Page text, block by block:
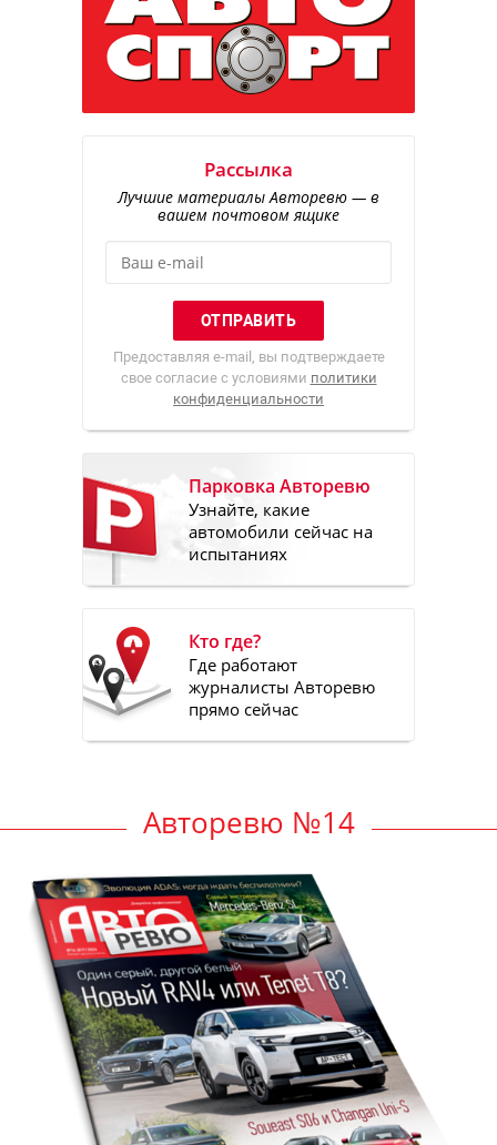
Рассылка
Лучшие материалы Авторевю — в
вашем почтовом ящике
Предоставляя e-mail, вы подтверждаете
свое согласие с условиями политики
конфиденциальности
Парковка Авторевю
Узнайте, какие
автомобили сейчас на
испытаниях
Кто где?
Где работают
журналисты Авторевю
прямо сейчас
Авторевю №14